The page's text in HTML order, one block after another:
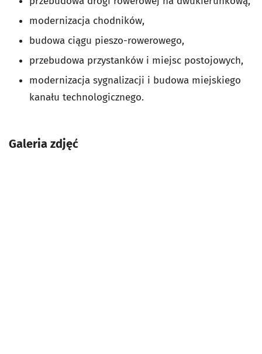
modernizacja chodników,
budowa ciągu pieszo-rowerowego,
przebudowa przystanków i miejsc postojowych,
modernizacja sygnalizacji i budowa miejskiego
kanału technologicznego.
Galeria zdjęć